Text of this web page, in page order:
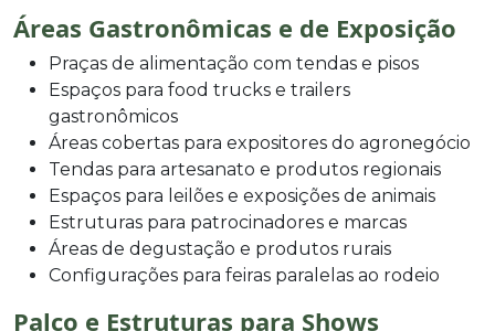
Áreas Gastronômicas e de Exposição
Praças de alimentação com tendas e pisos
Espaços para food trucks e trailers
gastronômicos
Áreas cobertas para expositores do agronegócio
Tendas para artesanato e produtos regionais
Espaços para leilões e exposições de animais
Estruturas para patrocinadores e marcas
Áreas de degustação e produtos rurais
Configurações para feiras paralelas ao rodeio
Palco e Estruturas para Shows